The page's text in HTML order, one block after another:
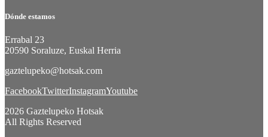
Dónde estamos
Errabal 23
20590 Soraluze, Euskal Herria
gaztelupeko@hotsak.com
FacebookTwitterInstagramYoutube
2026 Gaztelupeko Hotsak
All Rights Reserved